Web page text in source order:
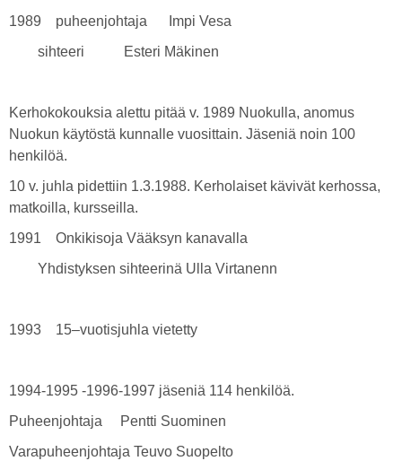
1989 puheenjohtaja Impi Vesa
sihteeri Esteri Mäkinen
Kerhokokouksia alettu pitää v. 1989 Nuokulla, anomus
Nuokun käytöstä kunnalle vuosittain. Jäseniä noin 100
henkilöä.
10 v. juhla pidettiin 1.3.1988. Kerholaiset kävivät kerhossa,
matkoilla, kursseilla.
1991 Onkikisoja Vääksyn kanavalla
Yhdistyksen sihteerinä Ulla Virtanenn
1993 15–vuotisjuhla vietetty
1994-1995 -1996-1997 jäseniä 114 henkilöä.
Puheenjohtaja Pentti Suominen
Varapuheenjohtaja Teuvo Suopelto